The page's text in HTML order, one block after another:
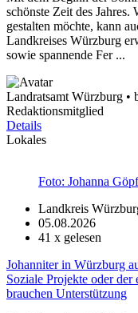
schönste Zeit des
gestalten möchte, kann
Landkreises Würzburg
sowie spannende Fer ...
Landratsamt Würzburg •
Redaktionsmitglied
Details
Lokales
Foto: Johanna
Landkreis
05.08.2026
41 x gelesen
Johanniter in Würzburg
Soziale Projekte oder
brauchen Unterstützung